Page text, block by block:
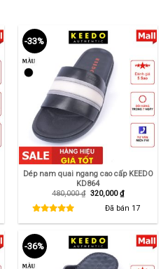
-33%
Dép nam quai ngang cao cấp KEEDO
KD864
480,000₫ Giá
320,000₫Giá
hiện
tại
Đã bán 17
-36%